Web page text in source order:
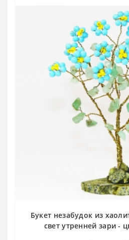
Букет незабудок из
свет утренней зари -